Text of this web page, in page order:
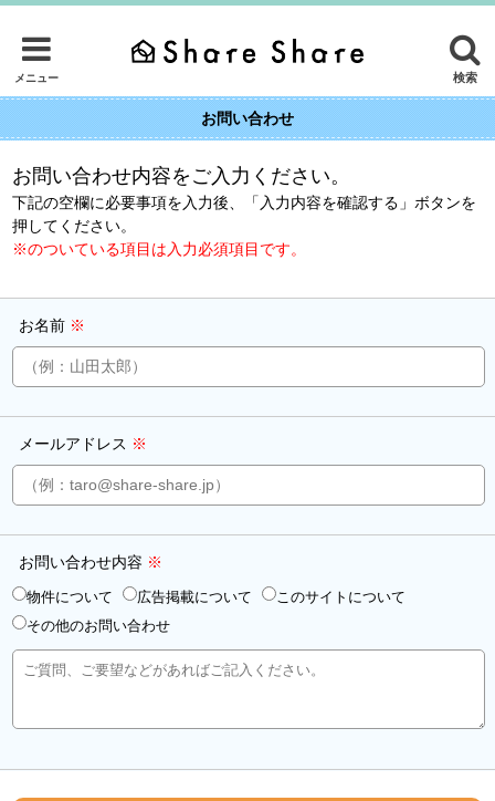
メニュー 検索
お問い合わせ
お問い合わせ内容をご入力ください。
下記の空欄に必要事項を入力後、「入力内容を確認する」ボタンを
押してください。
※のついている項目は入力必須項目です。
お名前 ※
メールアドレス ※
お問い合わせ内容 ※
物件について 広告掲載について
このサイトについて
その他のお問い合わせ